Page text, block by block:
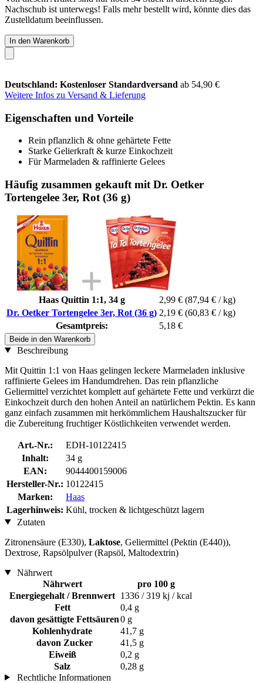
Nachschub ist unterwegs! Falls mehr bestellt wird, könnte dies das
Zustelldatum beeinflussen.
In den Warenkorb
Deutschland: Kostenloser Standardversand ab 54,90 €
Weitere Infos zu Versand & Lieferung
Eigenschaften und Vorteile
Rein pflanzlich & ohne gehärtete Fette
Starke Gelierkraft & kurze Einkochzeit
Für Marmeladen & raffinierte Gelees
Häufig zusammen gekauft mit Dr. Oetker
Tortengelee 3er, Rot (36 g)
Haas Quittin 1:1, 34 g 2,99 € (87,94 € / kg)
Dr. Oetker Tortengelee 3er, Rot (36 g) 2,19 € (60,83 € / kg)
Gesamtpreis:
5,18 €
Beide in den Warenkorb
Beschreibung
Mit Quittin 1:1 von Haas gelingen leckere Marmeladen inklusive
raffinierte Gelees im Handumdrehen. Das rein pflanzliche
Geliermittel verzichtet komplett auf gehärtete Fette und verkürzt die
Einkochzeit durch den hohen Anteil an natürlichem Pektin. Es kann
ganz einfach zusammen mit herkömmlichem Haushaltszucker für
die Zubereitung fruchtiger Köstlichkeiten verwendet werden.
Art.-Nr.:
EDH-10122415
Inhalt:
34 g
EAN:
9044400159006
Hersteller-Nr.: 10122415
Marken:
Haas
Lagerhinweis: Kühl, trocken & lichtgeschützt lagern
Zutaten
Zitronensäure (E330), Laktose, Geliermittel (Pektin (E440)),
Dextrose, Rapsölpulver (Rapsöl, Maltodextrin)
Nährwert
Nährwert
pro 100 g
Energiegehalt / Brennwert 1336 / 319 kj / kcal
Fett
0,4 g
davon gesättigte Fettsäuren0 g
Kohlenhydrate
41,7 g
davon Zucker
41,5 g
Eiweiß
0,2 g
Salz
0,28 g
Rechtliche Informationen